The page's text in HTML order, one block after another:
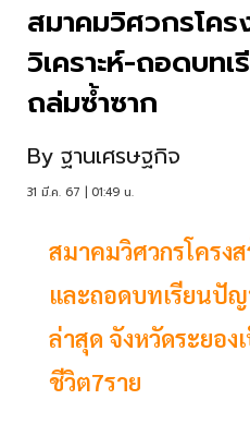
สมาคมวิศวกรโคร
วิเคราะห์-ถอดบท
ถล่มซ้ำซาก
By ฐานเศรษฐกิจ
31 มี.ค. 67 | 01:49 น.
สมาคมวิศวกรโครงส
และถอดบทเรียนปั
ล่าสุด จังหวัดระยอง
ชีวิต7ราย